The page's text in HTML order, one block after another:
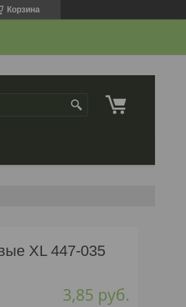
Корзина
XL 447-035
3,85 руб.